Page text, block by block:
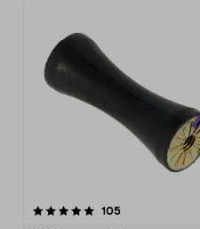
105anmeldelser
5.0 av 5 stjerner